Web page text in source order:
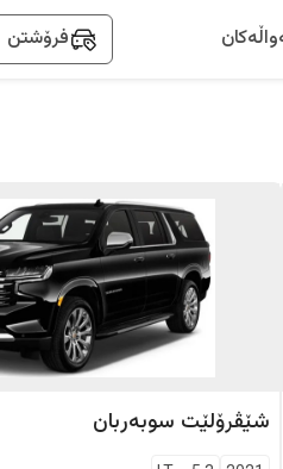
فرۆشتن
شێڤرۆلێت سوبەربان